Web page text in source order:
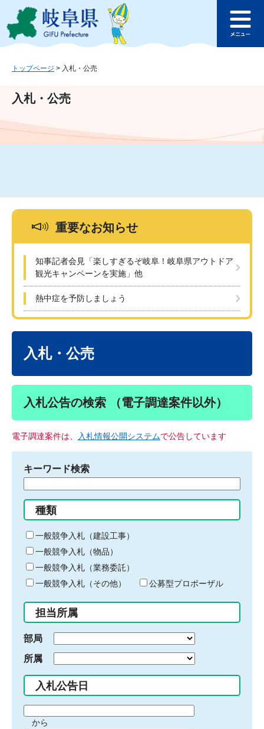
ジ
ュ
文
このページの本文へ
ュ
トップページ > 入札・公売
入札・公売
重要なお知らせ
知事記者会見「楽しすぎるぞ岐阜！岐阜県アウトドア
観光キャンペーンを実施」他
熱中症を予防しましょう
入札・公売
入札公告の検索 （電子調達案件以外）
電子調達案件は、 入札情報公開システムで公告しています
キーワード検索
る
キ
ー
ワ
ー
ド
入
力
種類
一般競争入札（建設工事）
一般競争入札（物品）
一般競争入札（業務委託）
一般競争入札（その他）
公募型プロポーザル
担当所属
部局
所属
入札公告日
間から